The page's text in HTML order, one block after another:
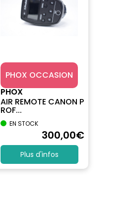
PHOX OCCASION
PHOX
AIR REMOTE CANON P
ROF...
EN STOCK
300,00€
Plus d'infos